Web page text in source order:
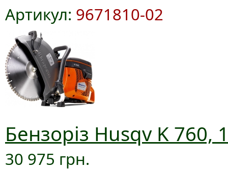
Артикул: 9671810-02
Бензоріз Husqv K 760,
30 975 грн.